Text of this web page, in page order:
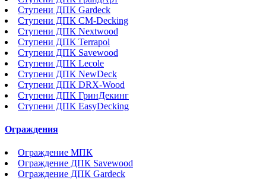
Ступени ДПК Gardeck
Ступени ДПК CM-Decking
Ступени ДПК Nextwood
Ступени ДПК Terrapol
Ступени ДПК Savewood
Ступени ДПК Lecole
Ступени ДПК NewDeck
Ступени ДПК DRX-Wood
Ступени ДПК ГринДекинг
Ступени ДПК EasyDecking
Ограждения
Ограждение МПК
Ограждение ДПК Savewood
Ограждение ДПК Gardeck